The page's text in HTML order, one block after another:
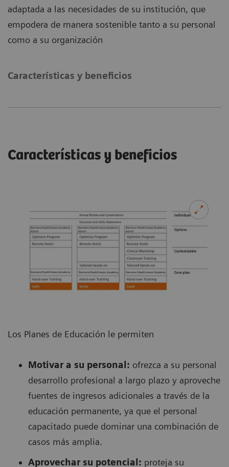
adaptada a las necesidades de su institución, que
empodera de manera sostenible tanto a su personal
como a su organización
Características y beneficios
Características y beneficios
Los Planes de Educación le permiten
Motivar a su personal: ofrezca a su personal
desarrollo profesional a largo plazo y aproveche
fuentes de ingresos adicionales a través de la
educación permanente, ya que el personal
capacitado puede dominar una combinación de
casos más amplia.
Aprovechar su potencial: proteja su